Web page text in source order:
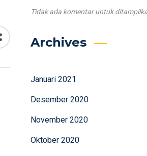
Tidak ada komentar untuk
Archives
Januari 2021
Desember 2020
November 2020
Oktober 2020